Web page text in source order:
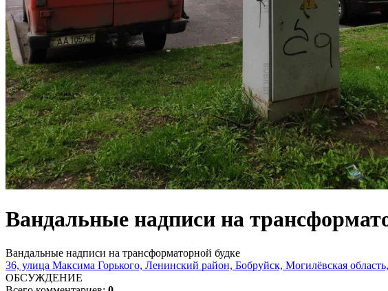
Вандальные надписи на
Вандальные надписи на трансформаторной будке
36, улица Максима Горького, Ленинский район, Бобруйск, Могилёвская
ОБСУЖДЕНИЕ